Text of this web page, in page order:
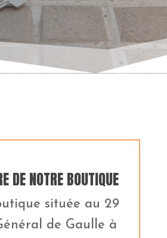
DE NOTRE BOUTIQUE
située au 29
de Gaulle à